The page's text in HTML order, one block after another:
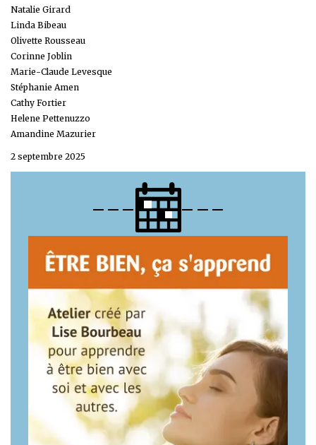
Natalie Girard
Linda Bibeau
Olivette Rousseau
Corinne Joblin
Marie-Claude Levesque
Stéphanie Amen
Cathy Fortier
Helene Pettenuzzo
Amandine Mazurier
2 septembre 2025